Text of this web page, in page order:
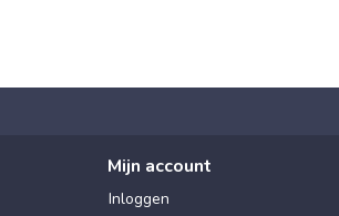
Mijn account
Inloggen